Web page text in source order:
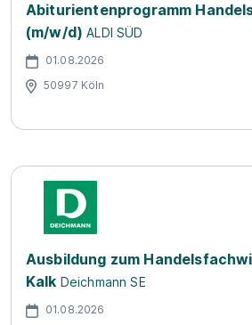
Abiturientenprogramm
(m/w/d) ALDI SÜD
01.08.2026
50997 Köln
Ausbildung zum
Kalk Deichmann SE
01.08.2026